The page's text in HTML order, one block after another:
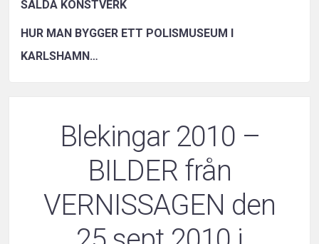
SÅLDA KONSTVERK
HUR MAN BYGGER ETT POLISMUSEUM I
KARLSHAMN…
Blekingar 2010 –
BILDER från
VERNISSAGEN den